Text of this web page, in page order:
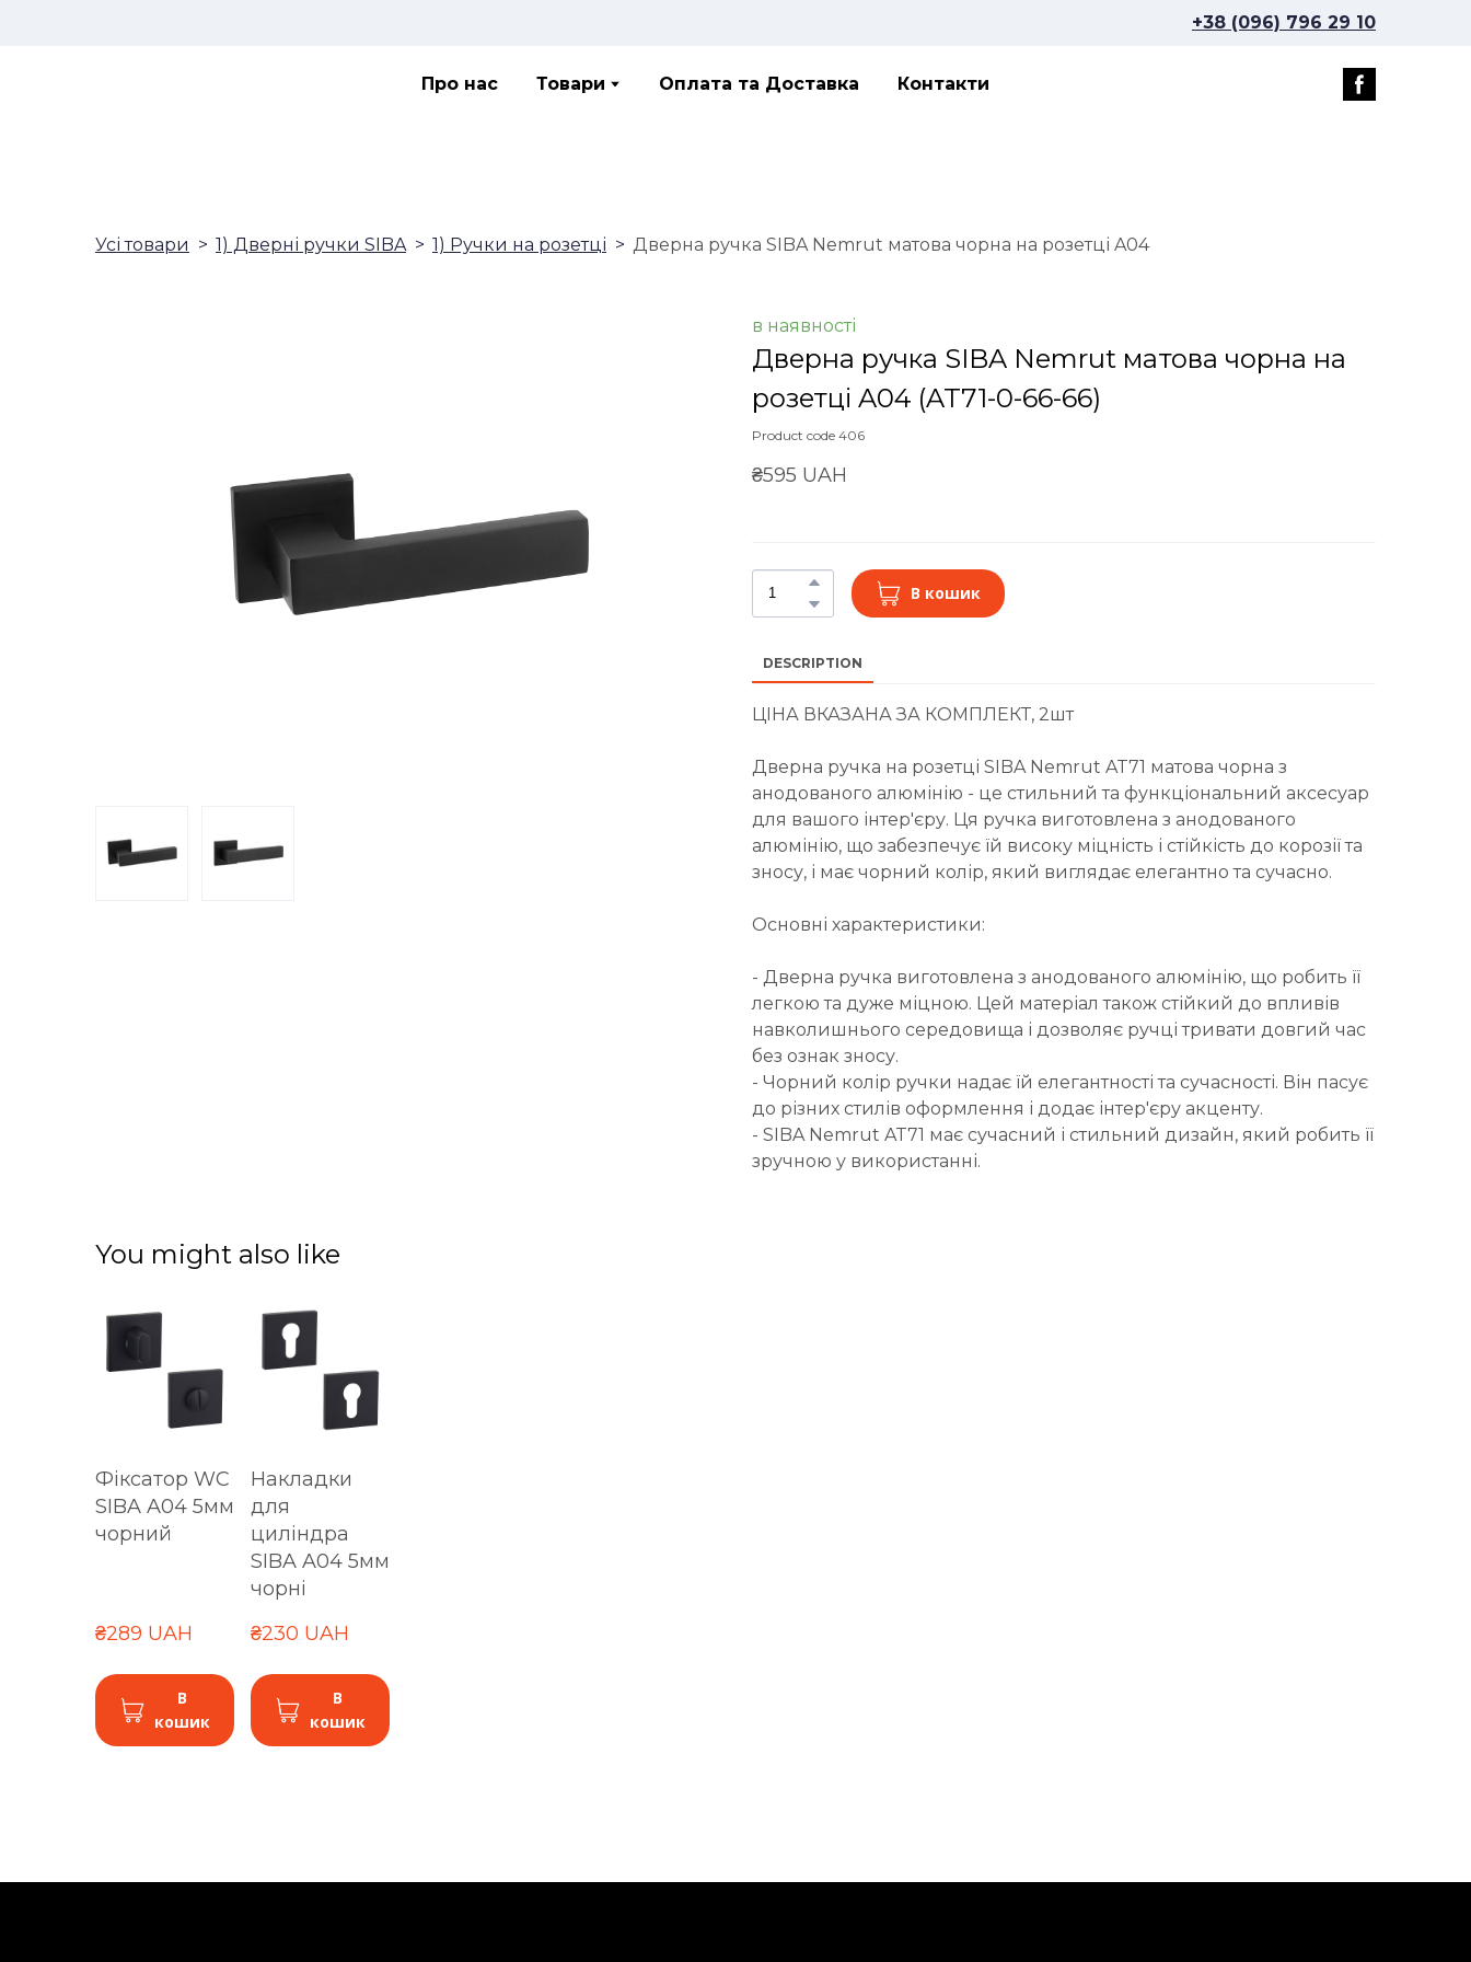
+38 (096) 796 29 10
Про нас Товари Оплата та Доставка Контакти
Усі товари 1) Дверні ручки SIBA 1) Ручки на розетці Дверна ручка SIBA Nemrut матова чорна на розетці A04
в наявності
Дверна ручка SIBA Nemrut матова чорна на
розетці A04 (AT71-0-66-66)
Product code 406
₴595 UAH
В кошик
DESCRIPTION
ЦІНА ВКАЗАНА ЗА КОМПЛЕКТ, 2шт
Дверна ручка на розетці SIBA Nemrut AT71 матова чорна з
анодованого алюмінію - це стильний та функціональний аксесуар
для вашого інтер'єру. Ця ручка виготовлена з анодованого
алюмінію, що забезпечує їй високу міцність і стійкість до корозії та
зносу, і має чорний колір, який виглядає елегантно та сучасно.
Основні характеристики:
- Дверна ручка виготовлена з анодованого алюмінію, що робить її
легкою та дуже міцною. Цей матеріал також стійкий до впливів
навколишнього середовища і дозволяє ручці тривати довгий час
без ознак зносу.
- Чорний колір ручки надає їй елегантності та сучасності. Він пасує
до різних стилів оформлення і додає інтер'єру акценту.
- SIBA Nemrut AT71 має сучасний і стильний дизайн, який робить її
зручною у використанні.
You might also like
Фіксатор WC
SIBA A04 5мм
чорний
₴289 UAH
В
кошик
Накладки
для
циліндра
SIBA A04 5мм
чорні
₴230 UAH
В
кошик